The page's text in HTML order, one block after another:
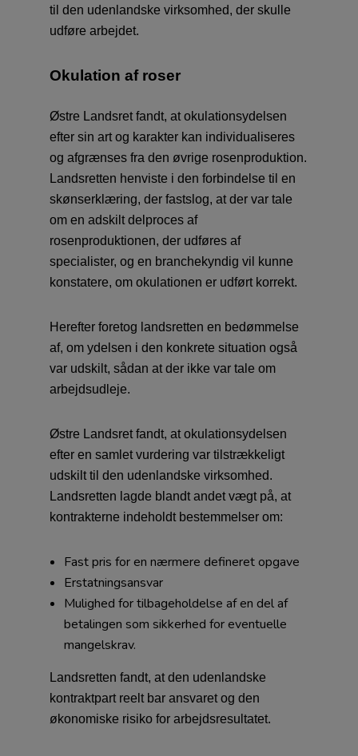
til den udenlandske virksomhed, der skulle
udføre arbejdet.
Okulation af roser
Østre Landsret fandt, at okulationsydelsen
efter sin art og karakter kan individualiseres
og afgrænses fra den øvrige rosenproduktion.
Landsretten henviste i den forbindelse til en
skønserklæring, der fastslog, at der var tale
om en adskilt delproces af
rosenproduktionen, der udføres af
specialister, og en branchekyndig vil kunne
konstatere, om okulationen er udført korrekt.
Herefter foretog landsretten en bedømmelse
af, om ydelsen i den konkrete situation også
var udskilt, sådan at der ikke var tale om
arbejdsudleje.
Østre Landsret fandt, at okulationsydelsen
efter en samlet vurdering var tilstrækkeligt
udskilt til den udenlandske virksomhed.
Landsretten lagde blandt andet vægt på, at
kontrakterne indeholdt bestemmelser om:
Fast pris for en nærmere defineret opgave
Erstatningsansvar
Mulighed for tilbageholdelse af en del af
betalingen som sikkerhed for eventuelle
mangelskrav.
Landsretten fandt, at den udenlandske
kontraktpart reelt bar ansvaret og den
økonomiske risiko for arbejdsresultatet.